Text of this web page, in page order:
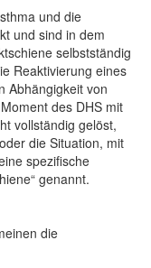
und die
und sind in dem
selbstständig
Reaktivierung eines
Abhängigkeit von
des DHS mit
vollständig gelöst,
die Situation, mit
spezifische
genannt.
die